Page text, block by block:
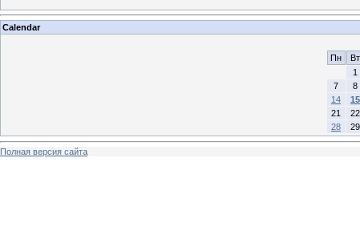
Calendar
Пн
Вт
1
7
8
14
15
21
22
28
29
Полная версия сайта